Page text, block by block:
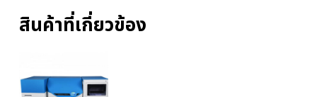
สินค้าที่เกี่ยวข้อง